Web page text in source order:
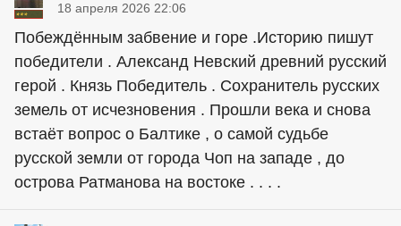
18 апреля 2026 22:06
Побеждённым забвение и горе .Историю пишут
победители . Александ Невский древний русский
герой . Князь Победитель . Сохранитель русских
земель от исчезновения . Прошли века и снова
встаёт вопрос о Балтике , о самой судьбе
русской земли от города Чоп на западе , до
острова Ратманова на востоке . . . .